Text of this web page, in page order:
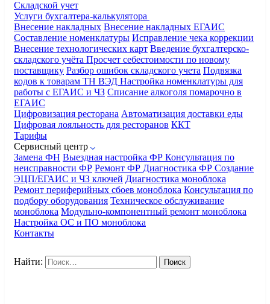
Складской учет
Услуги бухгалтера-калькулятора
Внесение накладных Внесение накладных ЕГАИС
Составление номенклатуры Исправление чека коррекции
Внесение технологических карт Введение бухгалтерско-
складского учёта Просчет себестоимости по новому
поставщику Разбор ошибок складского учета Подвязка
кодов к товарам ТН ВЭД Настройка номенклатуры для
работы с ЕГАИС и ЧЗ Списание алкоголя помарочно в
ЕГАИС
Цифровизация ресторана Автоматизация доставки еды
Цифровая лояльность для ресторанов ККТ
Тарифы
Сервисный центр
Замена ФН Выездная настройка ФР Консультация по
неисправности ФР Ремонт ФР Диагностика ФР Создание
ЭЦП/ЕГАИС и ЧЗ ключей Диагностика моноблока
Ремонт периферийных сбоев моноблока Консультация по
подбору оборудования Техническое обслуживание
моноблока Модульно-компонентный ремонт моноблока
Настройка ОС и ПО моноблока
Контакты
Найти: